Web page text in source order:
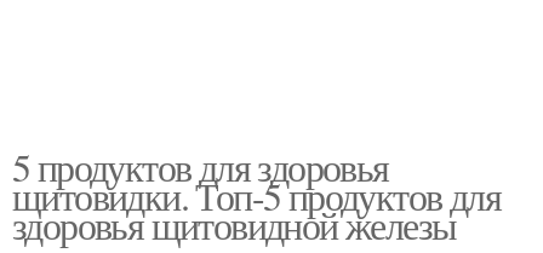
5 продуктов для здоровья
щитовидки. Топ-5 продуктов для
здоровья щитовидной железы